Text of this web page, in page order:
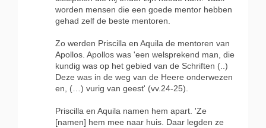
worden mensen die een goede mentor hebben
gehad zelf de beste mentoren.
Zo werden Priscilla en Aquila de mentoren van
Apollos. Apollos was 'een welsprekend man, die
kundig was op het gebied van de Schriften (..)
Deze was in de weg van de Heere onderwezen
en, (…) vurig van geest' (vv.24-25).
Priscilla en Aquila namen hem apart. 'Ze
[namen] hem mee naar huis. Daar legden ze